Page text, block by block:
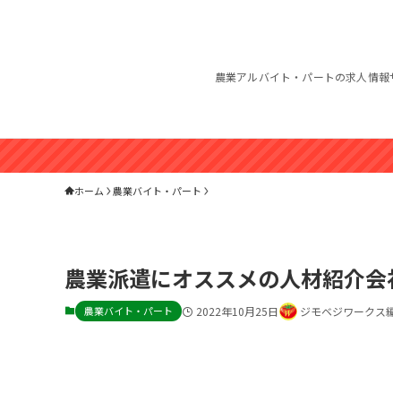
農業アルバイト・パートの求人情
ホーム 農業バイト・パート
農業派遣にオススメの人材紹介
農業バイト・パート 2022年10月25日 ジモベジワークス